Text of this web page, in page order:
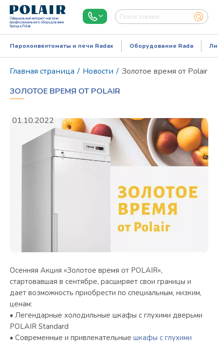
Официальный интернет-магазин
профессионального оборудования
бренда Polair
Пн..Пт: 9.00-18.00
Пароконвектоматы и печи Radax Оборудование Rada
Главная страница / Новости / Золотое время от Polair
ЗОЛОТОЕ ВРЕМЯ ОТ POLAIR
01.10.2022
Осенняя Акция «Золотое время от POLAIR»,
стартовавшая в сентябре, расширяет свои границы и
дает возможность приобрести по специальным, низким,
ценам:
• Легендарные холодильные шкафы с глухими дверьми
POLAIR Standard
• Современные и привлекательные шкафы с глухими